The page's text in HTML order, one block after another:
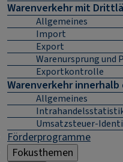
Warenverkehr mit
Allgemeines
Import
Export
Warenursprung und
Exportkontrolle
Warenverkehr innerhalb
Allgemeines
Umsatzsteuer-
Förderprogramme
Fokusthemen